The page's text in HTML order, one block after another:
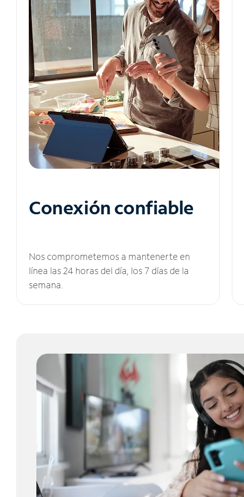
Conexión confiable
Nos comprometemos a mantenerte en
línea las 24 horas del día, los 7 días de la
semana.